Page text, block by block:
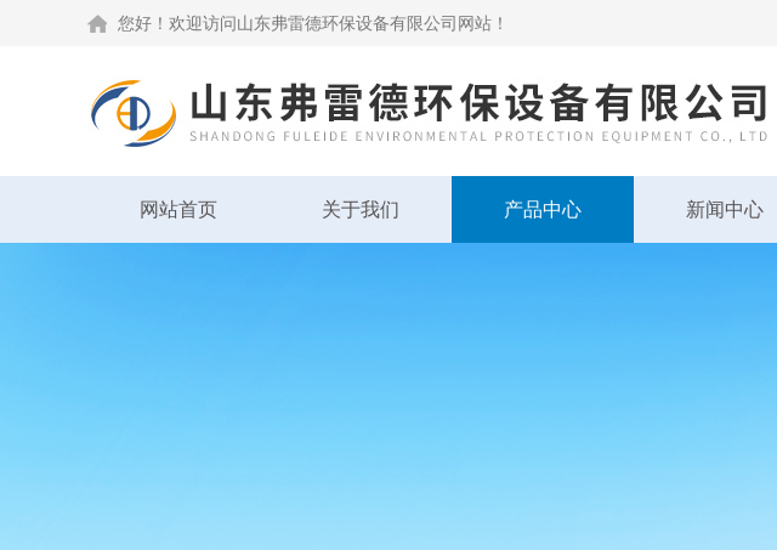
您好！欢迎访问山东弗雷德环保设备有限公司网站！
网站首页 关于我们 产品中心 新闻中心